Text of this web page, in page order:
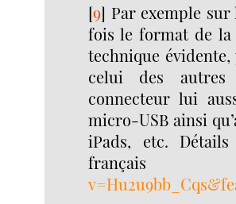
[9] Par exemple sur
fois le format de la
technique
celui des autres
connecteur lui
micro-USB ainsi
iPads, etc.